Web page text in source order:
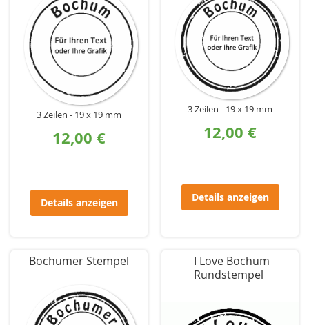
3 Zeilen 19 x 19 mm
12,00 €
Details anzeigen
3 Zeilen 19 x 19 mm
12,00 €
Details anzeigen
Bochumer Stempel
I Love Bochum
Rundstempel